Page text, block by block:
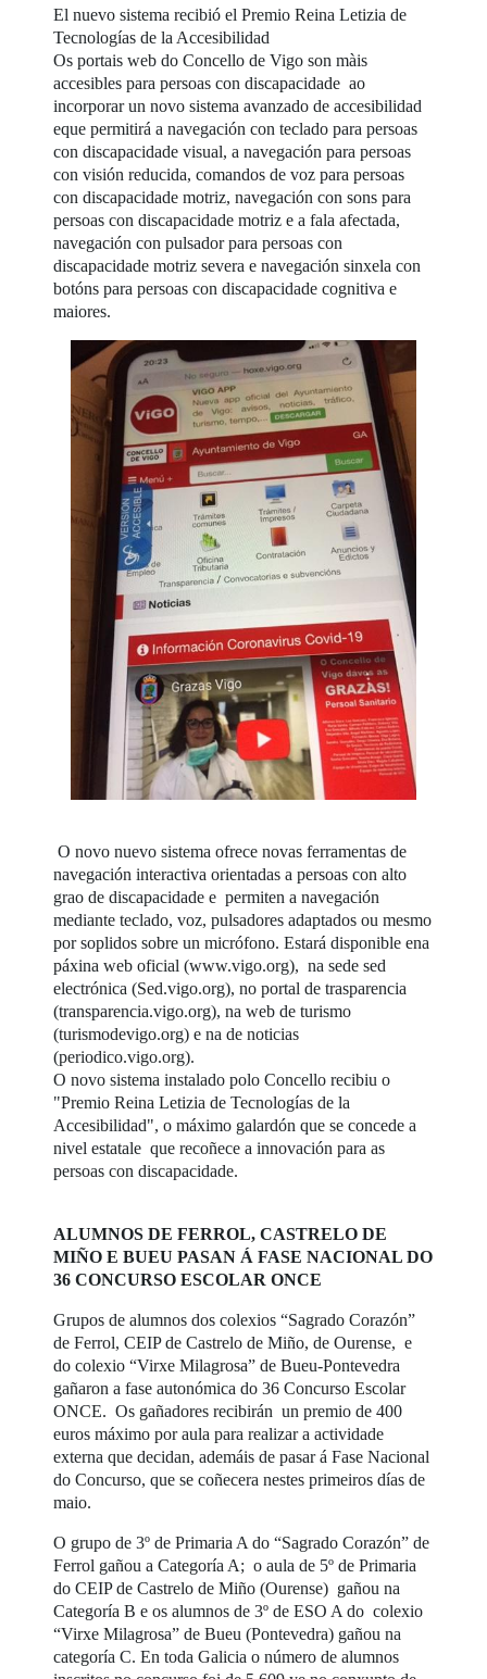
El nuevo sistema recibió el Premio Reina Letizia de
Tecnologías de la Accesibilidad
Os portais web do Concello de Vigo son màis
accesibles para persoas con discapacidade ao
incorporar un novo sistema avanzado de accesibilidad
eque permitirá a navegación con teclado para persoas
con discapacidade visual, a navegación para persoas
con visión reducida, comandos de voz para persoas
con discapacidade motriz, navegación con sons para
persoas con discapacidade motriz e a fala afectada,
navegación con pulsador para persoas con
discapacidade motriz severa e navegación sinxela con
botóns para persoas con discapacidade cognitiva e
maiores.
O novo nuevo sistema ofrece novas ferramentas de
navegación interactiva orientadas a persoas con alto
grao de discapacidade e permiten a navegación
mediante teclado, voz, pulsadores adaptados ou mesmo
por soplidos sobre un micrófono. Estará disponible ena
páxina web oficial (www.vigo.org), na sede sed
electrónica (Sed.vigo.org), no portal de trasparencia
(transparencia.vigo.org), na web de turismo
(turismodevigo.org) e na de noticias
(periodico.vigo.org).
O novo sistema instalado polo Concello recibiu o
"Premio Reina Letizia de Tecnologías de la
Accesibilidad", o máximo galardón que se concede a
nivel estatale que recoñece a innovación para as
persoas con discapacidade.
ALUMNOS DE FERROL, CASTRELO DE
MIÑO E BUEU PASAN Á FASE NACIONAL DO
36 CONCURSO ESCOLAR ONCE
Grupos de alumnos dos colexios “Sagrado Corazón”
de Ferrol, CEIP de Castrelo de Miño, de Ourense, e
do colexio “Virxe Milagrosa” de Bueu-Pontevedra
gañaron a fase autonómica do 36 Concurso Escolar
ONCE. Os gañadores recibirán un premio de 400
euros máximo por aula para realizar a actividade
externa que decidan, ademáis de pasar á Fase Nacional
do Concurso, que se coñecera nestes primeiros días de
maio.
O grupo de 3º de Primaria A do “Sagrado Corazón” de
Ferrol gañou a Categoría A; o aula de 5º de Primaria
do CEIP de Castrelo de Miño (Ourense) gañou na
Categoría B e os alumnos de 3º de ESO A do colexio
“Virxe Milagrosa” de Bueu (Pontevedra) gañou na
categoría C. En toda Galicia o número de alumnos